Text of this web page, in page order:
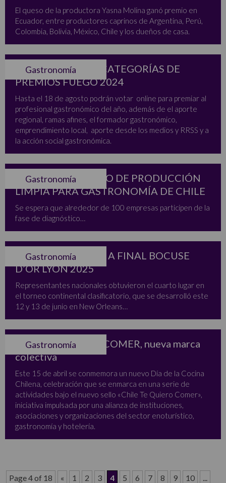
El queso de la productora Yasna Molina ganó premio en
Ecuador, entre productores caprinos de Argentina, Perú,
Colombia, Bolivia, México, Chile y los dueños de casa.
Gastronomía
ELIGIENDO LAS 7 CATEGORÍAS DE
PREMIOS FUEGO 2024
Hasta el 18 de agosto podrán votar online para premiar al
profesional gastronómico del año, además de el aporte
regional, ramas afines, el formador gastronómico,
emprendimiento local, aporte desde los medios y RRSS y a
la acción social gastronómica.
Gastronomía
PIONERO ACUERDO DE PRODUCCIÓN
LIMPIA PARA GASTRONOMÍA DE CHILE
Se espera que alrededor de 100 empresas participen de la
fase de diagnóstico…
Gastronomía
CHILE REGRESARÁ A FINAL BOCUSE
D’OR LYON 2025
Representantes nacionales obtuvieron el cuarto lugar en
el torneo continental clasificatorio, que se desarrolló este
12 y 13 de junio en New Orleans…
Gastronomía
CHILE TE QUIERO COMER, nueva marca
colectiva
Este 15 de abril se conmemora un nuevo Día de la Cocina
Chilena, celebración que se enmarca en una serie de
actividades bajo el nuevo sello «Chile Te Quiero Comer»,
iniciativa impulsada por una alianza de instituciones,
asociaciones y organizaciones del sector enoturístico,
gastronomía y hotelería.
Page 4 of 18 « 1 2 3 4 5 6 7 8 9 10